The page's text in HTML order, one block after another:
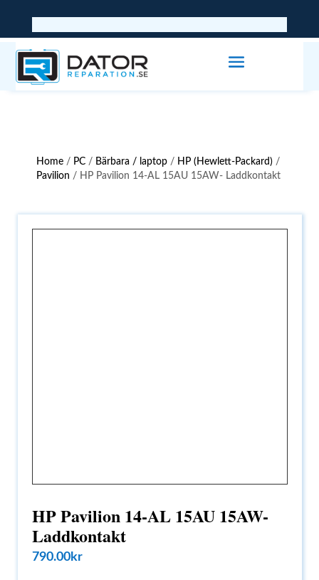
Home / PC / Bärbara / laptop / HP (Hewlett-Packard) /
Pavilion / HP Pavilion 14-AL 15AU 15AW- Laddkontakt
HP Pavilion 14-AL 15AU 15AW-
Laddkontakt
790.00kr